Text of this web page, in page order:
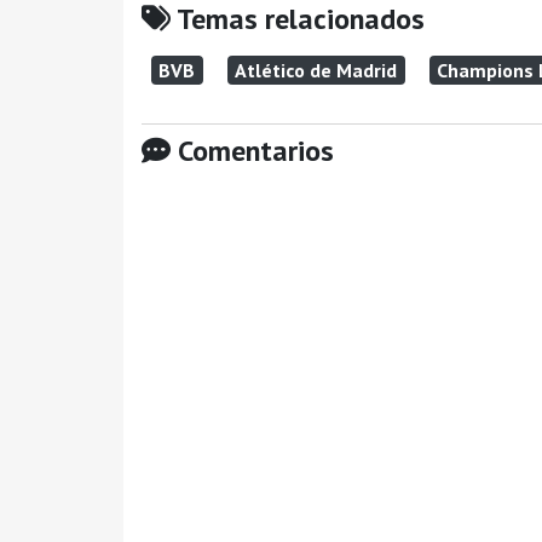
Temas relacionados
BVB Atlético de Madrid Champions
Comentarios